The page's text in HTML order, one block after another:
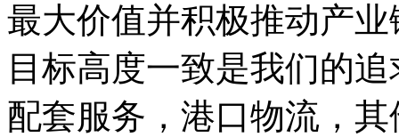
最大价值并积极推动产
目标高度一致是我们的
配套服务，港口物流，